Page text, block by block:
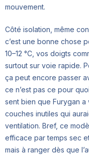
mouvement.
Côté isolation, même
c’est une bonne chose
10–12 °C, vos doigts
surtout sur voie rapide.
ça peut encore passer
ce n’est pas ce pour
sent bien que Furygan a
couches inutiles qui
ventilation. Bref, ce
efficace par temps sec
mais à ranger dès que